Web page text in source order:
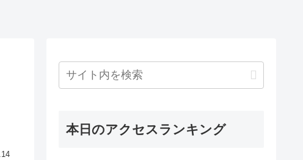
本日のアクセスランキング